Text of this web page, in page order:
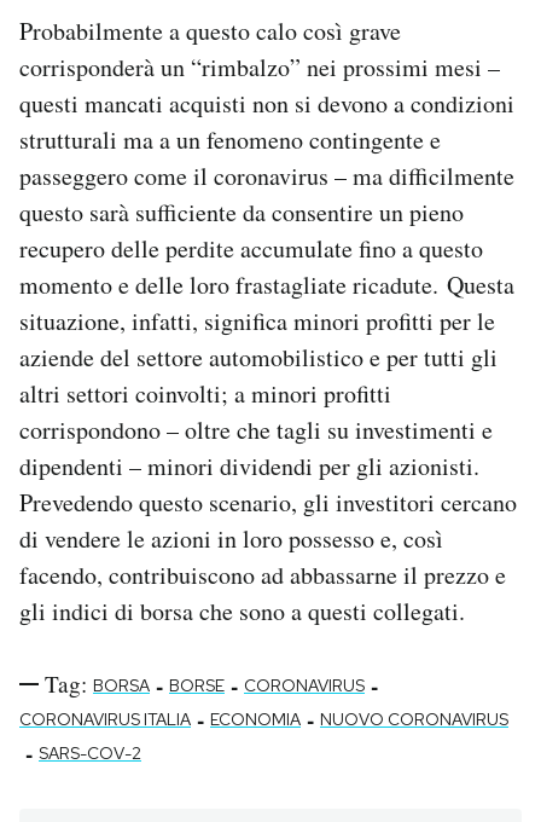
Probabilmente a questo calo così grave
corrisponderà un “rimbalzo” nei prossimi mesi –
questi mancati acquisti non si devono a condizioni
strutturali ma a un fenomeno contingente e
passeggero come il coronavirus – ma difficilmente
questo sarà sufficiente da consentire un pieno
recupero delle perdite accumulate fino a questo
momento e delle loro frastagliate ricadute. Questa
situazione, infatti, significa minori profitti per le
aziende del settore automobilistico e per tutti gli
altri settori coinvolti; a minori profitti
corrispondono – oltre che tagli su investimenti e
dipendenti – minori dividendi per gli azionisti.
Prevedendo questo scenario, gli investitori cercano
di vendere le azioni in loro possesso e, così
facendo, contribuiscono ad abbassarne il prezzo e
gli indici di borsa che sono a questi collegati.
Tag: BORSA - BORSE - CORONAVIRUS -
CORONAVIRUS ITALIA - ECONOMIA - NUOVO CORONAVIRUS
- SARS-COV-2